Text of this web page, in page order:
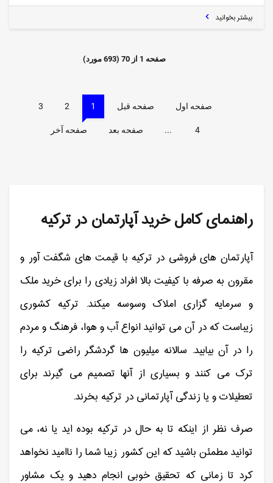
بیشتر بخوانید
صفحه 1 از 70
(
693 مورد)
صفحه اول صفحه قبل 1
2
3
4
... صفحه بعد صفحه آخر
راهنمای کامل خرید آپارتمان در ترکیه
آپارتمان های فروشی در ترکیه با قیمت های شگفت آور و
مقرون به صرفه با کیفیت بالا افراد زیادی را برای خرید ملک
و سرمایه گزاری املاک وسوسه میکند. ترکیه کشوری
زیباست که در آن می توانید انواع آب و هوا، فرهنگ و مردم
را در آن بیابید. سالانه میلیون ها گردشگر راضی ترکیه را
ترک می کنند و بسیاری از آنها تصمیم می گیرند برای
تعطیلات و یا زندگی آپارتمانی در ترکیه بخرند.
صرف نظر از اینکه تا به حال در ترکیه بوده اید یا نه، می
توانید مطمئن باشید که این کشور زیبا شما را ناامید نخواهد
کرد تا زمانی که تحقیق خوبی انجام دهید و یک مشاور